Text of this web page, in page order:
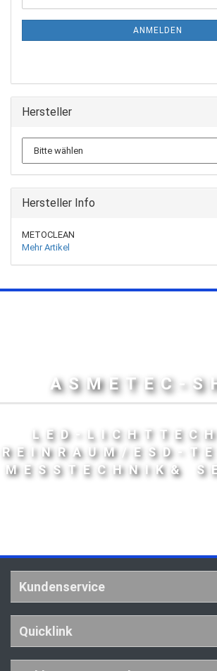
ANMELDEN
Hersteller
Hersteller Info
METOCLEAN
Mehr Artikel
ASMETEC-
LED-
REINRAUM/ESD-
MESSTECHNIK&
Kundenservice
Quicklink